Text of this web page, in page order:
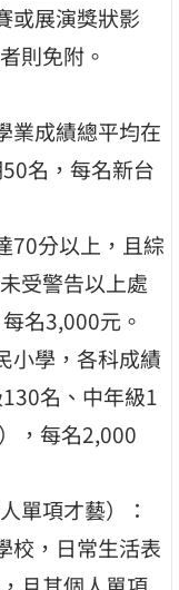
或展演獎狀影
則免附。
業成績總平均在
名，每名新台
70分以上，且綜
受警告以上處
名3,000元。
小學，各科成績
名、中年級1
，每名2,000
單項才藝）：
校，日常生活表